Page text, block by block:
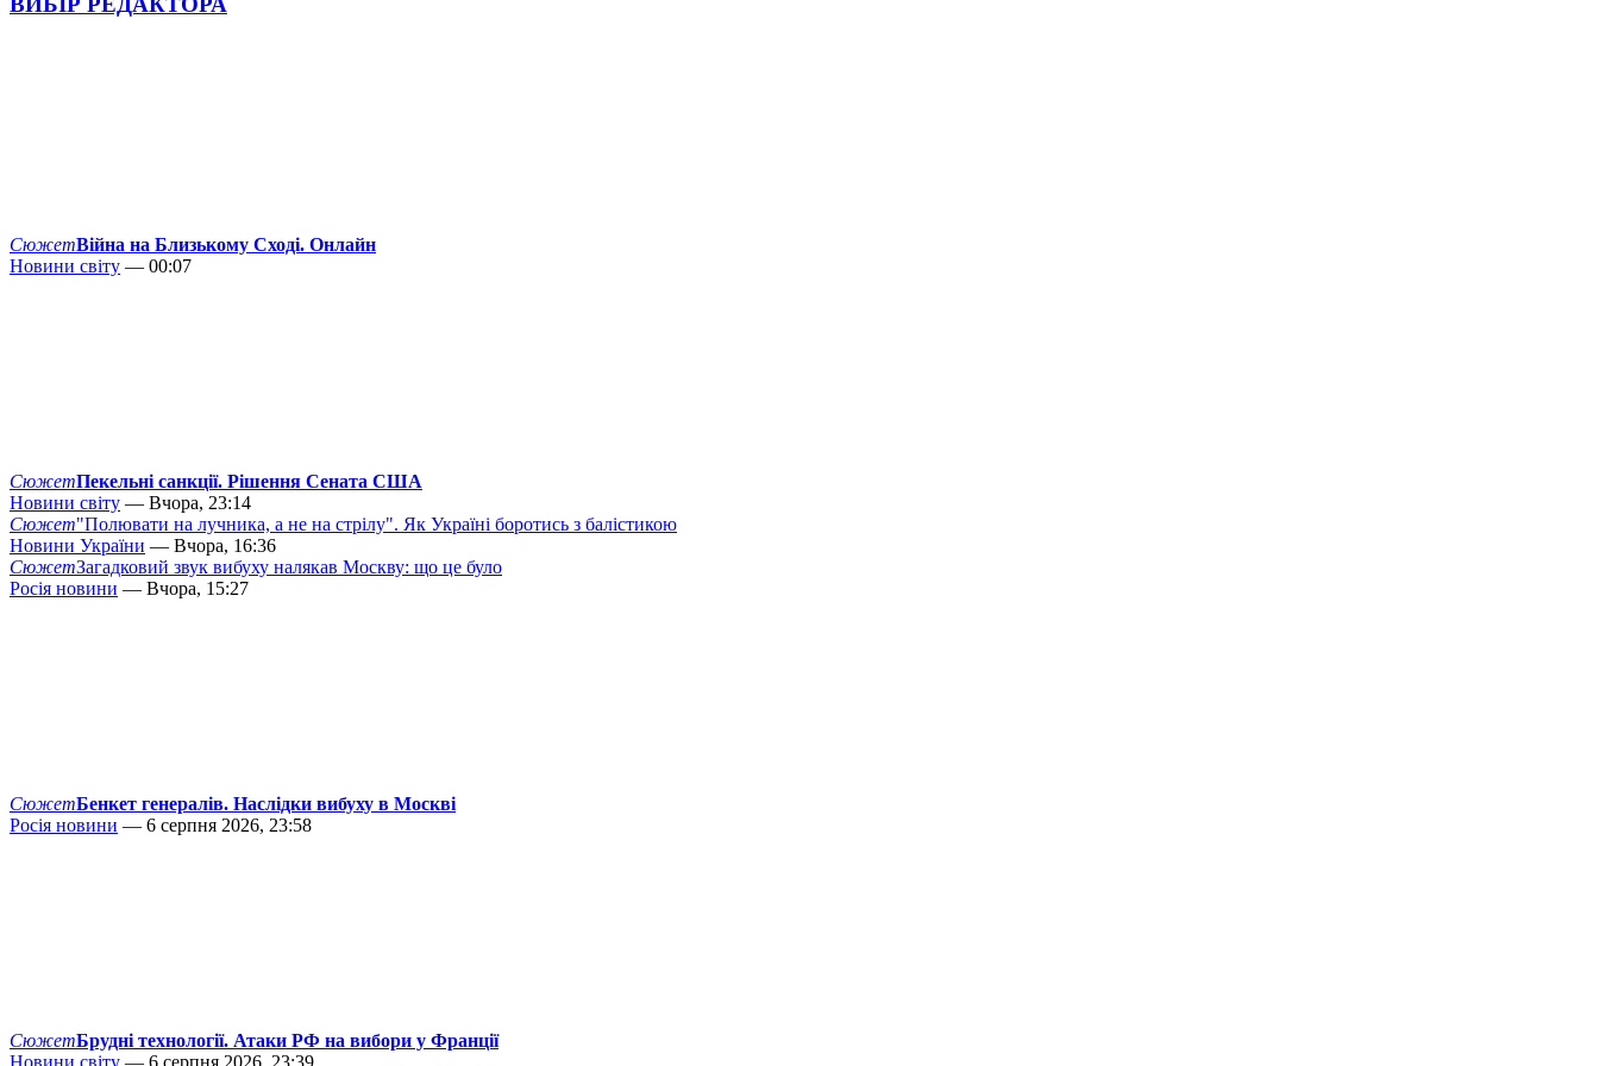
СюжетВійна на Близькому Сході. Онлайн
Новини світу — 00:07
СюжетПекельні санкції. Рішення Сената США
Новини світу — Вчора, 23:14
Сюжет"Полювати на лучника, а не на стрілу". Як Україні боротись з балістикою
Новини України — Вчора, 16:36
СюжетЗагадковий звук вибуху налякав Москву: що це було
Росія новини — Вчора, 15:27
СюжетБенкет генералів. Наслідки вибуху в Москві
Росія новини — 6 серпня 2026, 23:58
СюжетБрудні технології. Атаки РФ на вибори у Франції